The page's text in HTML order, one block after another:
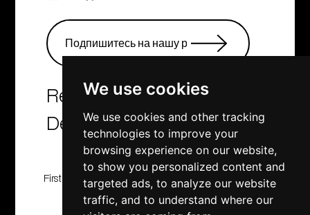
We use cookies
We use cookies and other tracking
technologies to improve your
browsing experience on our website,
to show you personalized content and
targeted ads, to analyze our website
traffic, and to understand where our
Real Estate Agency &
Developers
First Class Homes, Developing , Investment and
Consulting company
© 2001 - 2025. All rights reserved